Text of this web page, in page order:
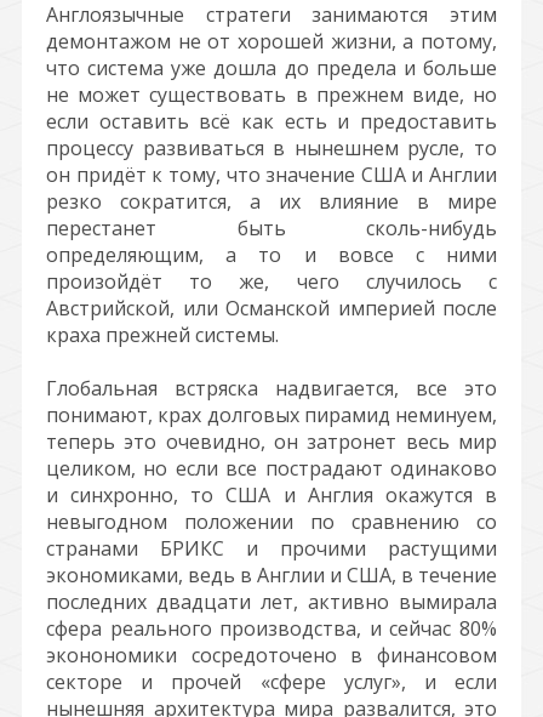
Англоязычные стратеги занимаются этим
демонтажом не от хорошей жизни, а потому,
что система уже дошла до предела и больше
не может существовать в прежнем виде, но
если оставить всё как есть и предоставить
процессу развиваться в нынешнем русле, то
он придёт к тому, что значение США и Англии
резко сократится, а их влияние в мире
перестанет быть сколь-нибудь
определяющим, а то и вовсе с ними
произойдёт то же, чего случилось с
Австрийской, или Османской империей после
краха прежней системы.
Глобальная встряска надвигается, все это
понимают, крах долговых пирамид неминуем,
теперь это очевидно, он затронет весь мир
целиком, но если все пострадают одинаково
и синхронно, то США и Англия окажутся в
невыгодном положении по сравнению со
странами БРИКС и прочими растущими
экономиками, ведь в Англии и США, в течение
последних двадцати лет, активно вымирала
сфера реального производства, и сейчас 80%
эконономики сосредоточено в финансовом
секторе и прочей «сфере услуг», и если
нынешняя архитектура мира развалится, это